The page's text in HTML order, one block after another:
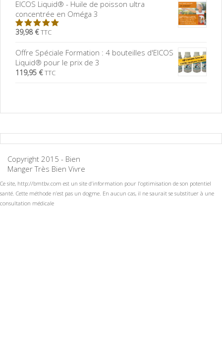
EICOS Liquid® - Huile de poisson ultra
concentrée en Oméga 3
5.00 sur
39,98 € TTC
Offre Spéciale Formation : 4 bouteilles d'EICOS
Liquid® pour le prix de 3
119,95 € TTC
Copyright 2015 - Bien
Manger Très Bien Vivre
Ce site, http://bmtbv.com est un site d’information pour l’optimisation de son potentiel
santé. Cette méthode n’est pas un dogme. En aucun cas, il ne saurait se substituer à une
consultation médicale